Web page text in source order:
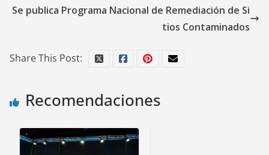
Se publica Programa Nacional de Remediación de Si
tios Contaminados
Share This Post:
Recomendaciones